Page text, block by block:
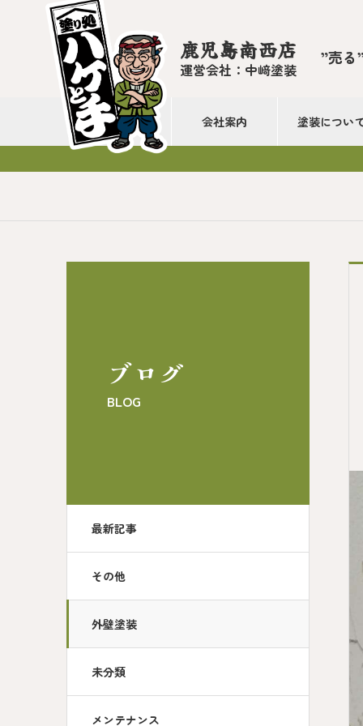
鹿児島南西店
運営会社：中﨑塗装
”売る
会社案内 塗装につい
ブログ
BLOG
最新記事
その他
外壁塗装
未分類
メンテナンス